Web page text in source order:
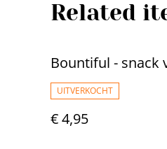
Related
Bountiful - snack
UITVERKOCHT
€ 4,95